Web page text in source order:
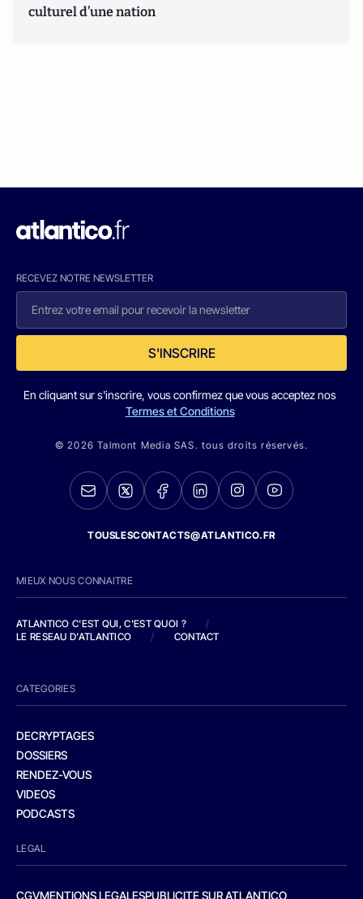
culturel d’une nation
RECEVEZ NOTRE NEWSLETTER
S'INSCRIRE
En cliquant sur s'inscrire, vous confirmez que vous acceptez nos
Termes et Conditions
© 2026 Talmont Media SAS. tous droits réservés.
TOUSLESCONTACTS@ATLANTICO.FR
MIEUX NOUS CONNAITRE
ATLANTICO C'EST QUI, C'EST QUOI ?
/
LE RESEAU D'ATLANTICO
/ CONTACT
CATEGORIES
DECRYPTAGES
DOSSIERS
RENDEZ-VOUS
VIDEOS
PODCASTS
LEGAL
CGVMENTIONS LEGALESPUBLICITE SUR ATLANTICO